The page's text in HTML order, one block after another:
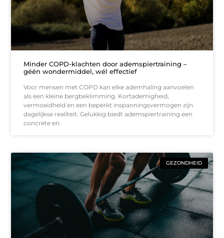
Minder COPD-klachten door ademspiertraining –
géén wondermiddel, wél effectief
Voor mensen met COPD kan elke ademhaling aanvoelen
als een kleine bergbeklimming. Kortademigheid,
vermoeidheid en een beperkt inspanningsvermogen zijn
dagelijkse realiteit. Gelukkig biedt ademspiertraining een
concrete en
GEZONDHEID